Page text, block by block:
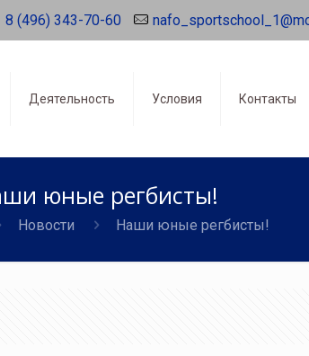
8 (496) 343-70-60
Деятельность Условия Контакты
юные регбисты!
Новости Наши юные регбисты!